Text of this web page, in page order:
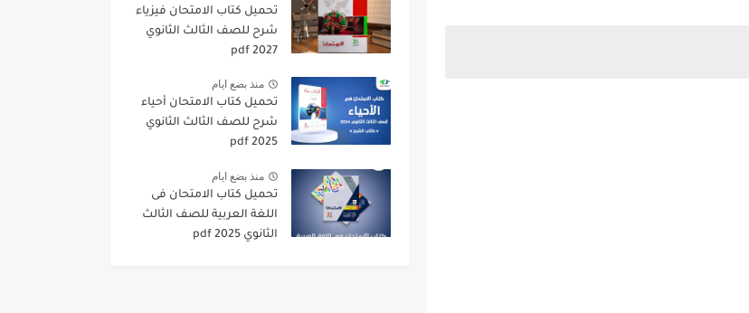
تحميل كتاب الامتحان فيزياء
شرح للصف الثالث الثانوي
2027 pdf
منذ بضع ايام
تحميل كتاب الامتحان أحياء
شرح للصف الثالث الثانوي
2025 pdf
منذ بضع ايام
تحميل كتاب الامتحان فى
اللغة العربية للصف الثالث
الثانوي 2025 pdf